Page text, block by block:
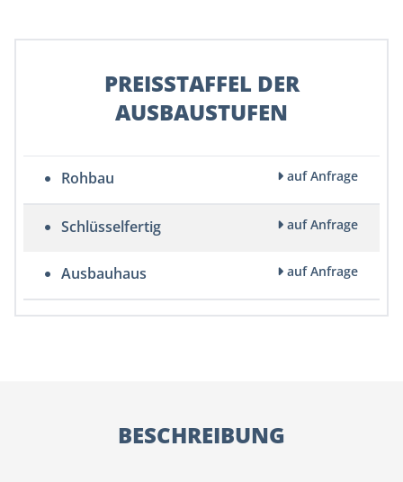
PREISSTAFFEL DER
AUSBAUSTUFEN
Rohbau auf Anfrage
Schlüsselfertig auf Anfrage
Ausbauhaus auf Anfrage
BESCHREIBUNG